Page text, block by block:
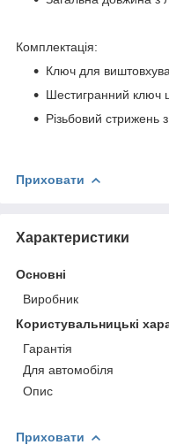
Комплектація:
Ключ для
Шестигранний
Різьбовий стрижень
Приховати
Характеристики
Основні
Виробник
Користувальницькі
Гарантія
Для автомобіля
Опис
Приховати